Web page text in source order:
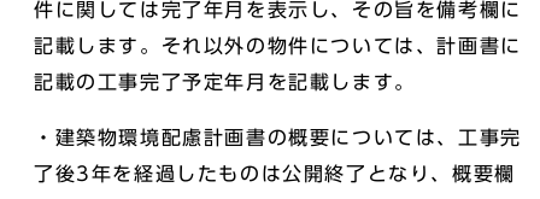
件に関しては完了年月を表示し、その旨を備考欄に
記載します。それ以外の物件については、計画書に
記載の工事完了予定年月を記載します。
・建築物環境配慮計画書の概要については、工事完
了後3年を経過したものは公開終了となり、概要欄